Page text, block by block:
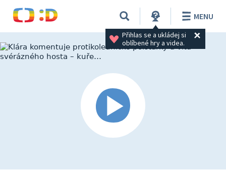
Přihlas se a ukládej si
oblíbené hry a videa.
MENU